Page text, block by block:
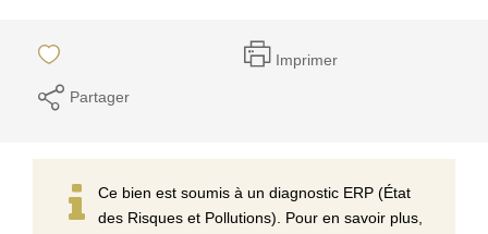
Imprimer
Partager
Ce bien est soumis à un diagnostic ERP (État
des Risques et Pollutions). Pour en savoir plus,